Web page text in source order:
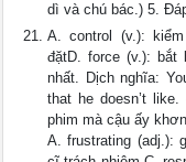
dì và chú bác.) 5.
A. control (v.):
đặtD. force (v.):
nhất. Dịch nghĩa:
that he doesn’t
phim mà cậu ấy
A. frustrating (adj.):